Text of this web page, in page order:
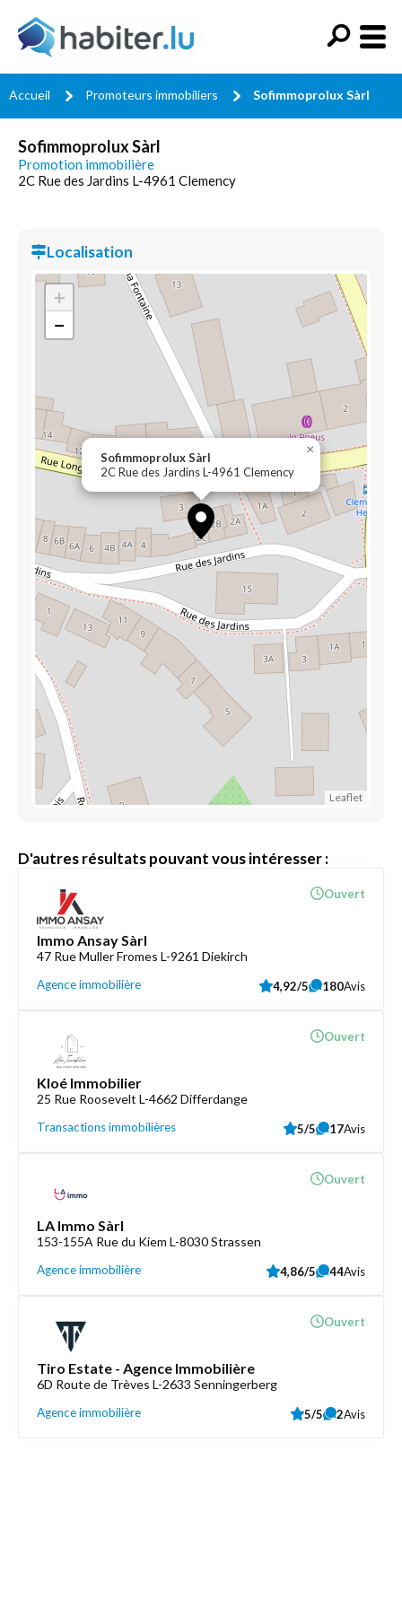
Accueil Promoteurs immobiliers Sofimmoprolux Sàrl
Sofimmoprolux Sàrl
Promotion immobilière
2C Rue des Jardins L-4961 Clemency
Localisation
Sofimmoprolux Sàrl
2C Rue des Jardins L-4961 Clemency
×
+
−
Leaflet
D'autres résultats pouvant vous intéresser :
Immo Ansay Sàrl
47 Rue Muller Fromes L-9261 Diekirch
Agence immobilière
Ouvert
4,92/5 180Avis
Kloé Immobilier
25 Rue Roosevelt L-4662 Differdange
Transactions immobilières
Ouvert
5/5 17Avis
LA Immo Sàrl
153-155A Rue du Kiem L-8030 Strassen
Agence immobilière
Ouvert
4,86/5 44Avis
Tiro Estate - Agence Immobilière
6D Route de Trèves L-2633 Senningerberg
Agence immobilière
Ouvert
5/5 2Avis